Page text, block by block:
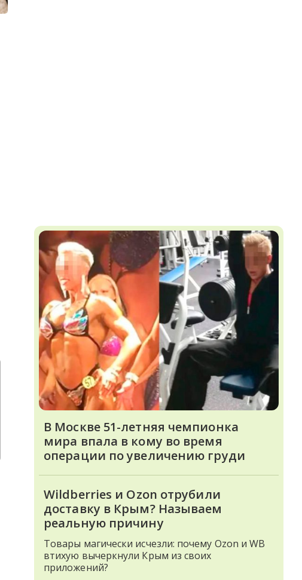
В Москве 51-летняя чемпионка
мира впала в кому во время
операции по увеличению груди
Wildberries и Ozon отрубили
доставку в Крым? Называем
реальную причину
Товары магически исчезли: почему Ozon и WB
втихую вычеркнули Крым из своих
приложений?